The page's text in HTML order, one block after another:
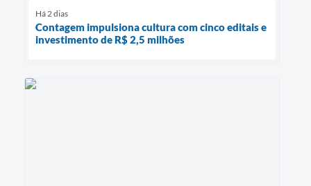
Há 2 dias
Contagem impulsiona cultura com cinco editais e
investimento de R$ 2,5 milhões